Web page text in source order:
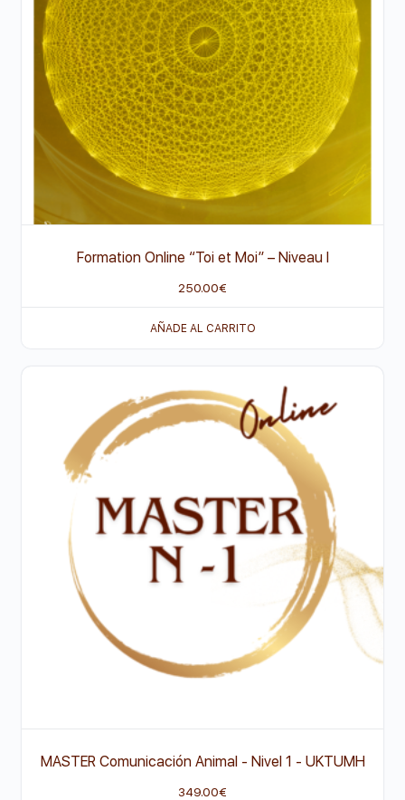
Formation Online “Toi et Moi” – Niveau I
250.00€
AÑADE AL CARRITO
MASTER Comunicación Animal - Nivel 1 - UKTUMH
349.00€